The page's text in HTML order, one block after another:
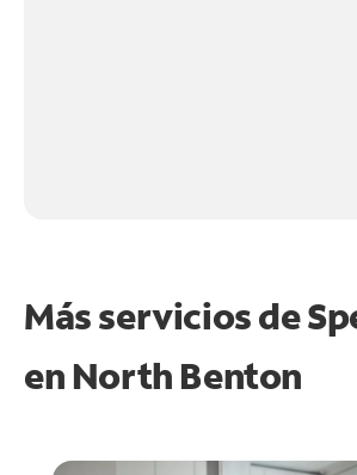
Más servicios de
en North Benton